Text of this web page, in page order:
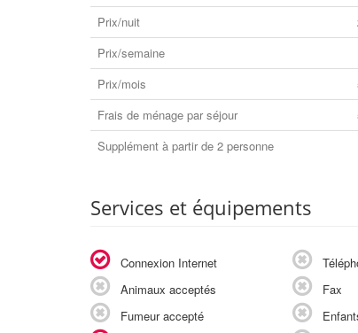
Prix/nuit
Prix/semaine
Prix/mois
Frais de ménage par séjour
Supplément à partir de 2 personne
Services et équipements
Connexion Internet
Animaux acceptés
Fumeur accepté
Fax